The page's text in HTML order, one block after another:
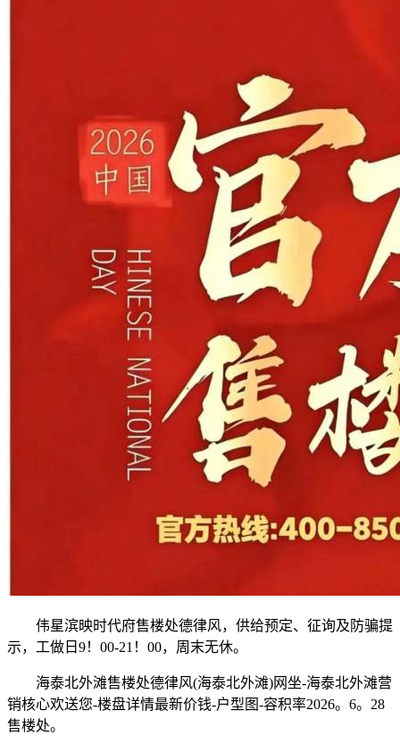
伟星滨映时代府售楼处德律风，供给预定、征询及防骗提
示，工做日9！00-21！00，周末无休。
海泰北外滩售楼处德律风(海泰北外滩)网坐-海泰北外滩营
销核心欢送您-楼盘详情最新价钱-户型图-容积率2026。6。28
售楼处。